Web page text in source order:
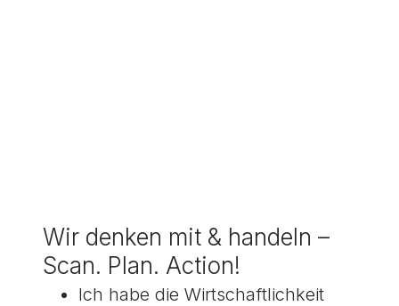
Wir denken mit & handeln –
Scan. Plan. Action!
Ich habe die Wirtschaftlichkeit